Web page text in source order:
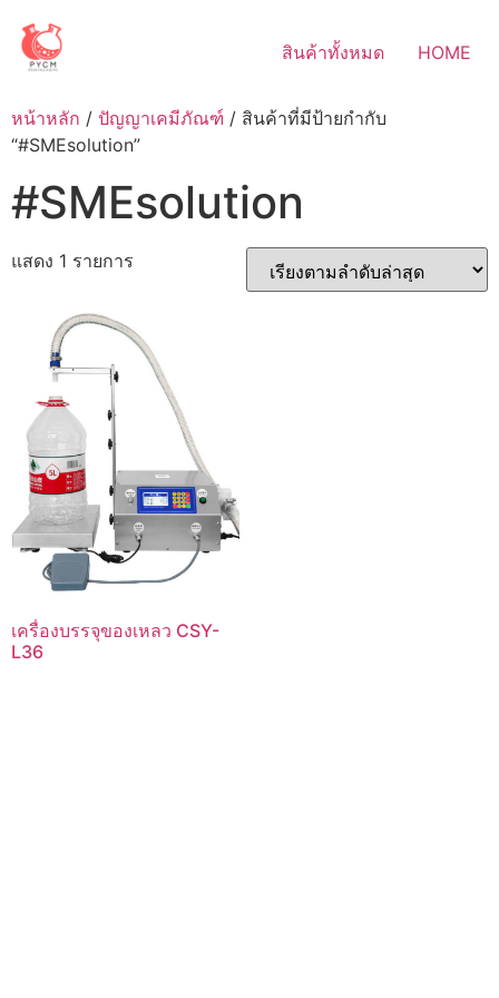
content
สินค้าทั้งหมด HOME
หน้าหลัก / ปัญญาเคมีภัณฑ์ / สินค้าที่มีป้ายกำกับ
“#SMEsolution”
#SMEsolution
แสดง 1 รายการ
เครื่องบรรจุของเหลว CSY-
L36